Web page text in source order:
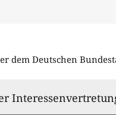
dem Deutschen